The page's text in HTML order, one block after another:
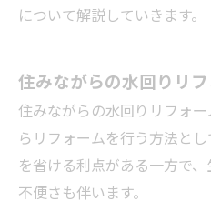
について解説していきます。
住みながらの水回りリ
住みながらの水回りリフォ
らリフォームを行う方法と
を省ける利点がある一方で
不便さも伴います。